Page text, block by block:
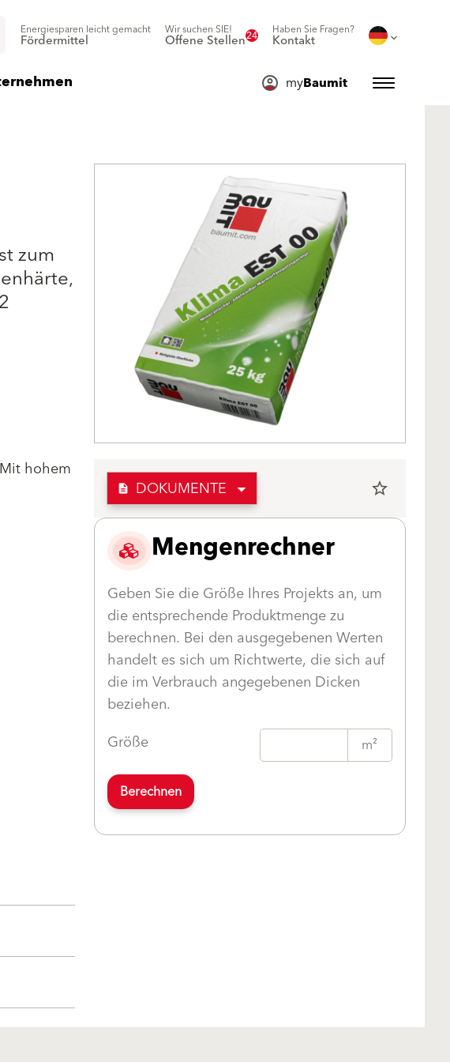
Energiesparen leicht gemacht
Fördermittel
Wir suchen SIE!
Offene Stellen24 Haben Sie Fragen?
Kontakt
myBaumit
zum
hohem
description DOKUMENTE star_border
Mengenrechner
Geben Sie die Größe Ihres Projekts an, um
die entsprechende Produktmenge zu
berechnen. Bei den ausgegebenen Werten
handelt es sich um Richtwerte, die sich auf
die im Verbrauch angegebenen Dicken
beziehen.
Größe
m²
Berechnen